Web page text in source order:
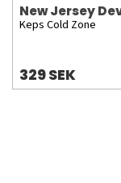
New Jersey
Keps Cold Zone
329 SEK